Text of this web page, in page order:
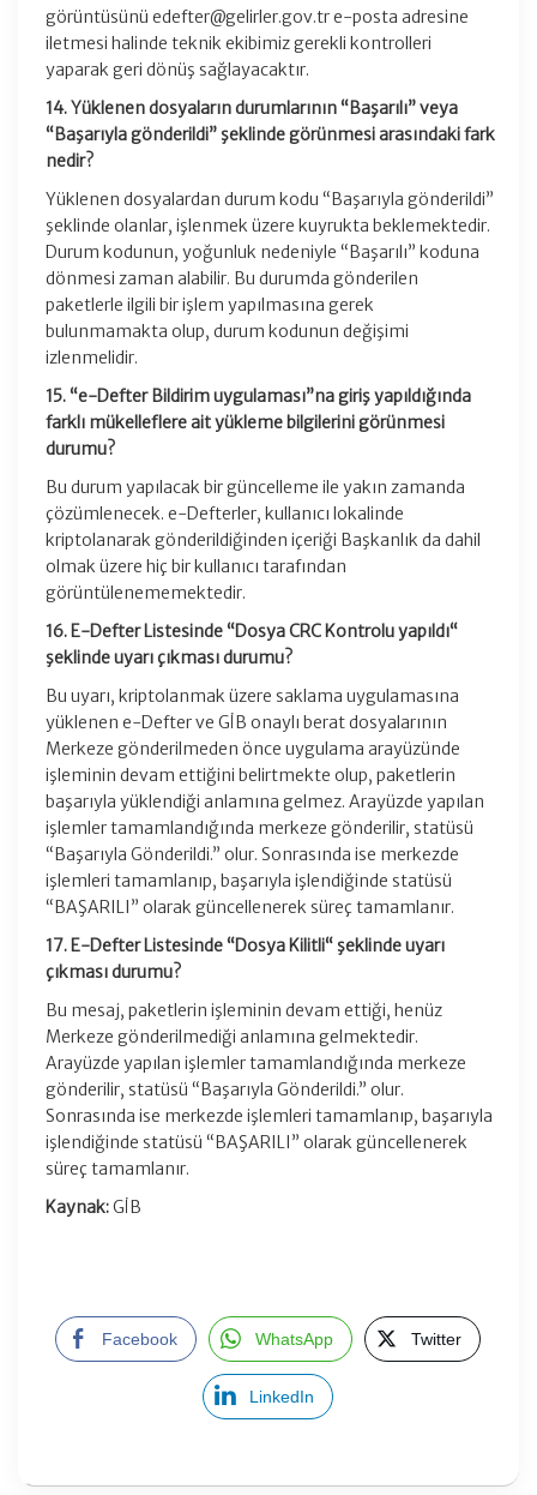
görüntüsünü edefter@gelirler.gov.tr e-posta adresine
iletmesi halinde teknik ekibimiz gerekli kontrolleri
yaparak geri dönüş sağlayacaktır.
14. Yüklenen dosyaların durumlarının “Başarılı” veya
“Başarıyla gönderildi” şeklinde görünmesi arasındaki fark
nedir?
Yüklenen dosyalardan durum kodu “Başarıyla gönderildi”
şeklinde olanlar, işlenmek üzere kuyrukta beklemektedir.
Durum kodunun, yoğunluk nedeniyle “Başarılı” koduna
dönmesi zaman alabilir. Bu durumda gönderilen
paketlerle ilgili bir işlem yapılmasına gerek
bulunmamakta olup, durum kodunun değişimi
izlenmelidir.
15. “e-Defter Bildirim uygulaması”na giriş yapıldığında
farklı mükelleflere ait yükleme bilgilerini görünmesi
durumu?
Bu durum yapılacak bir güncelleme ile yakın zamanda
çözümlenecek. e-Defterler, kullanıcı lokalinde
kriptolanarak gönderildiğinden içeriği Başkanlık da dahil
olmak üzere hiç bir kullanıcı tarafından
görüntülenememektedir.
16. E-Defter Listesinde “Dosya CRC Kontrolu yapıldı“
şeklinde uyarı çıkması durumu?
Bu uyarı, kriptolanmak üzere saklama uygulamasına
yüklenen e-Defter ve GİB onaylı berat dosyalarının
Merkeze gönderilmeden önce uygulama arayüzünde
işleminin devam ettiğini belirtmekte olup, paketlerin
başarıyla yüklendiği anlamına gelmez. Arayüzde yapılan
işlemler tamamlandığında merkeze gönderilir, statüsü
“Başarıyla Gönderildi.” olur. Sonrasında ise merkezde
işlemleri tamamlanıp, başarıyla işlendiğinde statüsü
“BAŞARILI” olarak güncellenerek süreç tamamlanır.
17. E-Defter Listesinde “Dosya Kilitli“ şeklinde uyarı
çıkması durumu?
Bu mesaj, paketlerin işleminin devam ettiği, henüz
Merkeze gönderilmediği anlamına gelmektedir.
Arayüzde yapılan işlemler tamamlandığında merkeze
gönderilir, statüsü “Başarıyla Gönderildi.” olur.
Sonrasında ise merkezde işlemleri tamamlanıp, başarıyla
işlendiğinde statüsü “BAŞARILI” olarak güncellenerek
süreç tamamlanır.
Kaynak:GİB
Facebook WhatsApp Twitter
LinkedIn